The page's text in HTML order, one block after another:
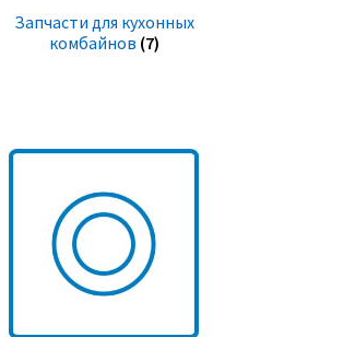
Запчасти для кухонных
комбайнов (7)